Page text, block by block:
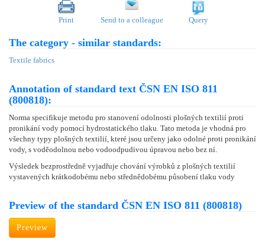
Print Send to a colleague Query
The category - similar standards:
Textile fabrics
Annotation of standard text ČSN EN ISO 811
(800818):
Norma specifikuje metodu pro stanovení odolnosti plošných textilií proti
pronikání vody pomocí hydrostatického tlaku. Tato metoda je vhodná pro
všechny typy plošných textilií, které jsou určeny jako odolné proti pronikání
vody, s voděodolnou nebo vodoodpudivou úpravou nebo bez ní.
Výsledek bezprostředně vyjadřuje chování výrobků z plošných textilií
vystavených krátkodobému nebo střednědobému působení tlaku vody
Preview of the standard ČSN EN ISO 811 (800818)
Preview